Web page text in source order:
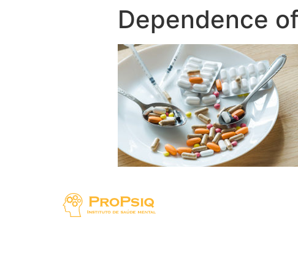
Dependence